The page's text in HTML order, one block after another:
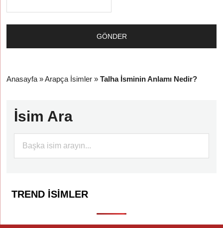
Anasayfa »Arapça İsimler »Talha İsminin Anlamı Nedir?
İsim Ara
TREND İSIMLER